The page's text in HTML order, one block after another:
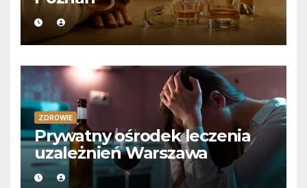
ZDROWIE
Prywatny ośrodek leczenia
uzależnień Warszawa